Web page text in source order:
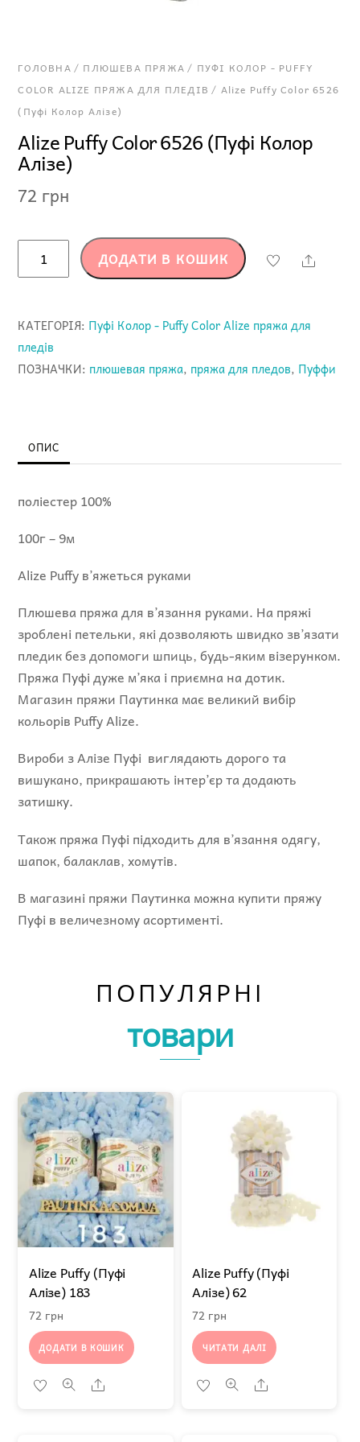
ГОЛОВНА/ ПЛЮШЕВА ПРЯЖА / ПУФІ КОЛОР - PUFFY
COLOR ALIZE ПРЯЖА ДЛЯ ПЛЕДІВ / Alize Puffy Color 6526
(Пуфі Колор Алізе)
Alize Puffy Color 6526 (Пуфі Колор
Алізе)
72 грн
Puffy
(Пуфі
Колор
Алізе)
ДОДАТИ В КОШИК Share
КАТЕГОРІЯ: Пуфі Колор - Puffy Color Alize пряжа для
пледів
ПОЗНАЧКИ: плюшевая пряжа, пряжа для пледов, Пуффи
ОПИС
поліестер 100%
100г – 9м
Alize Puffy в’яжеться руками
Плюшева пряжа для в’язання руками. На пряжі
зроблені петельки, які дозволяють швидко зв’язати
пледик без допомоги шпиць, будь-яким візерунком.
Пряжа Пуфі дуже м’яка і приємна на дотик.
Магазин пряжи Паутинка має великий вибір
кольорів Puffy Alize.
Вироби з Алізе Пуфі виглядають дорого та
вишукано, прикрашають інтер’єр та додають
затишку.
Також пряжа Пуфі підходить для в’язання одягу,
шапок, балаклав, хомутів.
В магазині пряжи Паутинка можна купити пряжу
Пуфі в величезному асортименті.
ПОПУЛЯРНІ
товари
Alize Puffy (Пуфі
Алізе) 183
72 грн
ДОДАТИ В КОШИК
Share
Alize Puffy (Пуфі
Алізе) 62
72 грн
ЧИТАТИ ДАЛІ
Share